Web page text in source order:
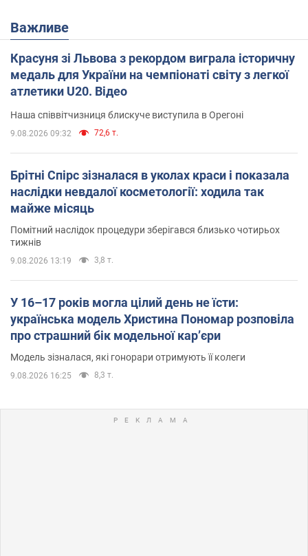
Важливе
Красуня зі Львова з рекордом виграла історичну
медаль для України на чемпіонаті світу з легкої
атлетики U20. Відео
Наша співвітчизниця блискуче виступила в Орегоні
9.08.2026 09:32 72,6 т.
Брітні Спірс зізналася в уколах краси і показала
наслідки невдалої косметології: ходила так
майже місяць
Помітний наслідок процедури зберігався близько чотирьох
тижнів
9.08.2026 13:19 3,8 т.
У 16–17 років могла цілий день не їсти:
українська модель Христина Пономар розповіла
про страшний бік модельної кар’єри
Модель зізналася, які гонорари отримують її колеги
9.08.2026 16:25 8,3 т.